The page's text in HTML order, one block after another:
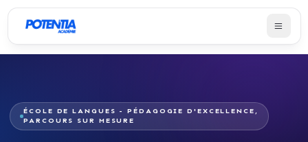
ÉCOLE DE LANGUES - PÉDAGOGIE D'EXCELLENCE,
PARCOURS SUR MESURE